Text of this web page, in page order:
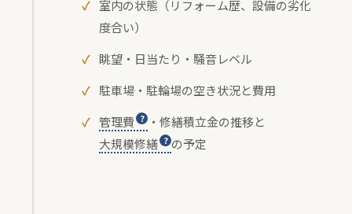
室内の状態（リフォーム歴、設備の劣化
度合い）
眺望・日当たり・騒音レベル
駐車場・駐輪場の空き状況と費用
管理費
・修繕積立金の推移と
大規模修繕
の予定